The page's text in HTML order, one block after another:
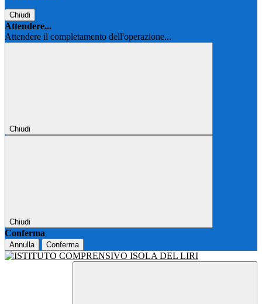
Chiudi
Attendere...
Attendere il completamento dell'operazione...
Chiudi
Chiudi
Conferma
Annulla Conferma